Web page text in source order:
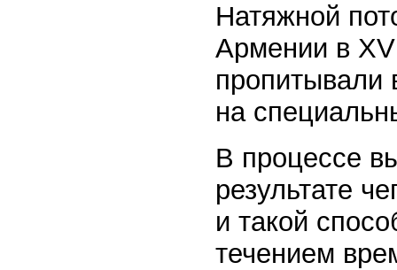
Натяжной
Армении в
пропитывали
на
В процессе
результате
и такой
течением